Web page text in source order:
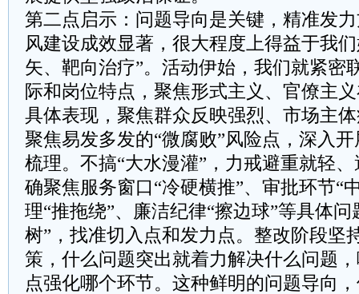
第二点启示：问题导向是关键，精准发
风建设成效显著，很大程度上得益于我
矢、靶向治疗”。活动伊始，我们就紧密
际和岗位特点，聚焦形式主义、官僚主
具体表现，聚焦群众反映强烈、市场主
聚焦易发多发的“微腐败”风险点，深入
梳理。不搞“大水漫灌”，力戒避重就轻
确聚焦服务窗口“冷硬横推”、审批环节“
理“推拖绕”、廉洁纪律“擦边球”等具体
树”，找准切入点和发力点。整改阶段坚
策，什么问题突出就着力解决什么问题
点强化哪个环节。这种鲜明的问题导向